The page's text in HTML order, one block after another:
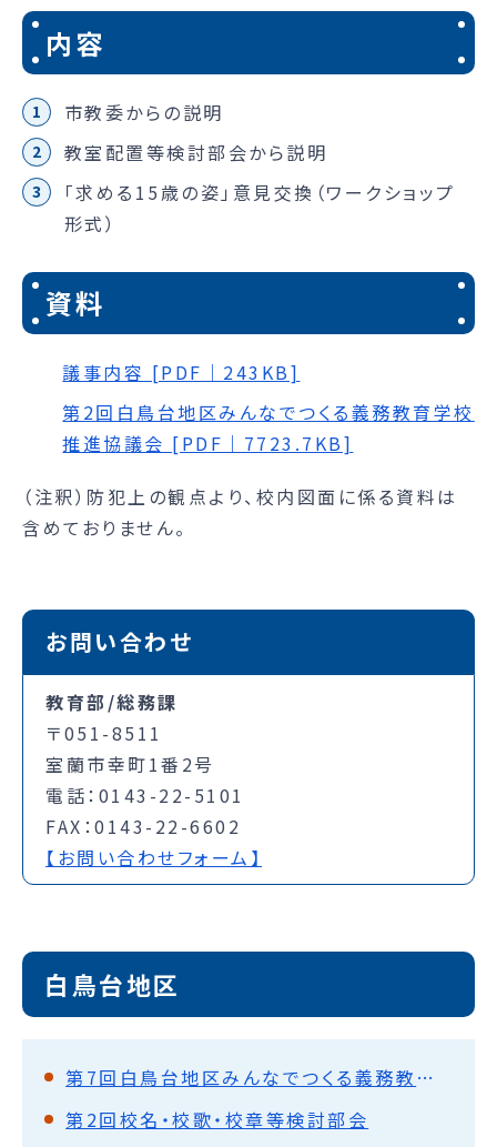
内容
市教委からの説明
教室配置等検討部会から説明
「求める15歳の姿」意見交換（ワークショップ
形式）
資料
議事内容 [PDF｜243KB]
第2回白鳥台地区みんなでつくる義務教育学校
推進協議会 [PDF｜7723.7KB]
（注釈）防犯上の観点より、校内図面に係る資料は
含めておりません。
お問い合わせ
教育部/総務課
〒051-8511
室蘭市幸町1番2号
電話：0143-22-5101
FAX：0143-22-6602
【お問い合わせフォーム】
白鳥台地区
第7回白鳥台地区みんなでつくる義務教育学校推進協議会
第2回校名・校歌・校章等検討部会